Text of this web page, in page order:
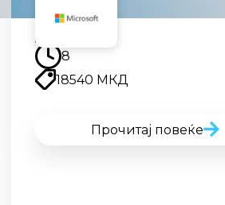
8
18540 МКД
Прочитај повеќе